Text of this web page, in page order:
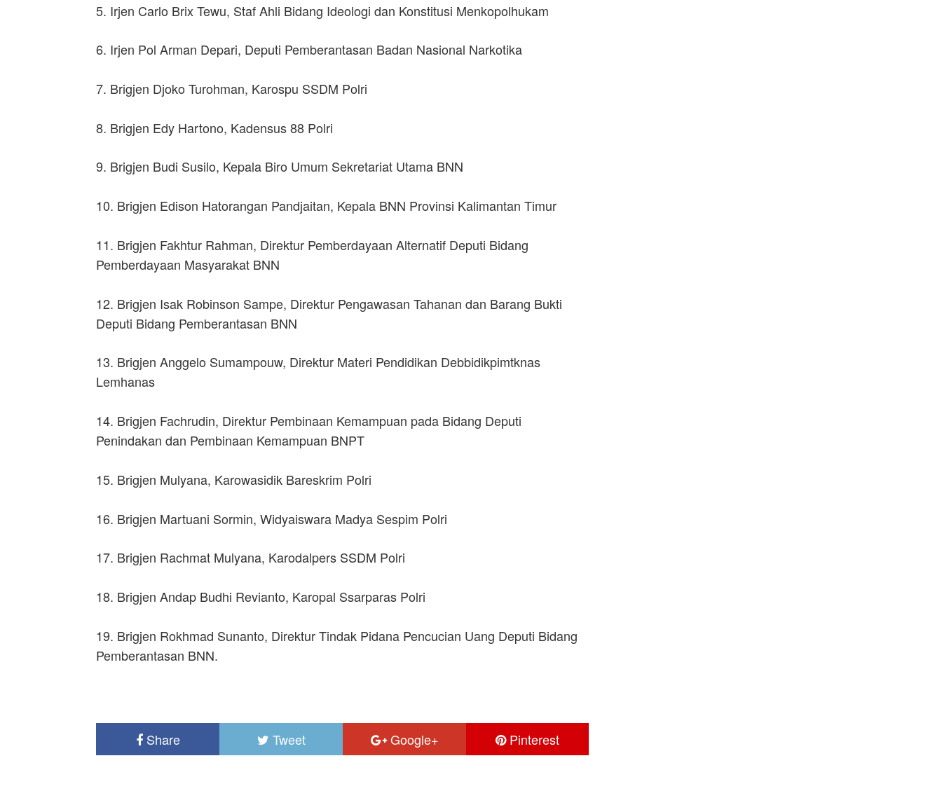
5. Irjen Carlo Brix Tewu, Staf Ahli Bidang Ideologi dan Konstitusi Menkopolhukam
6. Irjen Pol Arman Depari, Deputi Pemberantasan Badan Nasional Narkotika
7. Brigjen Djoko Turohman, Karospu SSDM Polri
8. Brigjen Edy Hartono, Kadensus 88 Polri
9. Brigjen Budi Susilo, Kepala Biro Umum Sekretariat Utama BNN
10. Brigjen Edison Hatorangan Pandjaitan, Kepala BNN Provinsi Kalimantan Timur
11. Brigjen Fakhtur Rahman, Direktur Pemberdayaan Alternatif Deputi Bidang
Pemberdayaan Masyarakat BNN
12. Brigjen Isak Robinson Sampe, Direktur Pengawasan Tahanan dan Barang Bukti
Deputi Bidang Pemberantasan BNN
13. Brigjen Anggelo Sumampouw, Direktur Materi Pendidikan Debbidikpimtknas
Lemhanas
14. Brigjen Fachrudin, Direktur Pembinaan Kemampuan pada Bidang Deputi
Penindakan dan Pembinaan Kemampuan BNPT
15. Brigjen Mulyana, Karowasidik Bareskrim Polri
16. Brigjen Martuani Sormin, Widyaiswara Madya Sespim Polri
17. Brigjen Rachmat Mulyana, Karodalpers SSDM Polri
18. Brigjen Andap Budhi Revianto, Karopal Ssarparas Polri
19. Brigjen Rokhmad Sunanto, Direktur Tindak Pidana Pencucian Uang Deputi Bidang
Pemberantasan BNN.
Share Tweet Google+ Pinterest